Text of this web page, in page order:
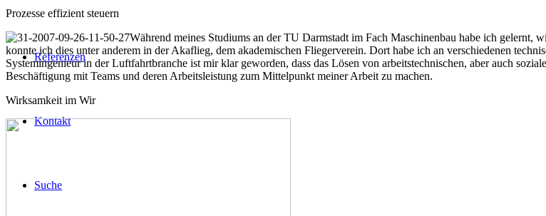
Referenzen
Kontakt
Suche
Prozesse effizient steuern
Während meines Studiums an der TU Darmstadt im Fach Maschinenbau habe ich gelernt,
konnte ich dies unter anderem in der Akaflieg, dem akademischen Fliegerverein. Dort habe ich an verschiedenen
Systemingenieur in der Luftfahrtbranche ist mir klar geworden, dass das Lösen von arbeitstechnischen, aber auch
Beschäftigung mit Teams und deren Arbeitsleistung zum Mittelpunkt meiner Arbeit zu machen.
Wirksamkeit im Wir